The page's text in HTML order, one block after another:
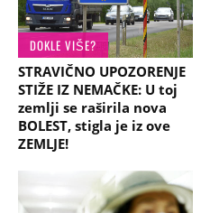
DOKLE VIŠE?
STRAVIČNO UPOZORENJE
STIŽE IZ NEMAČKE: U toj
zemlji se raširila nova
BOLEST, stigla je iz ove
ZEMLJE!